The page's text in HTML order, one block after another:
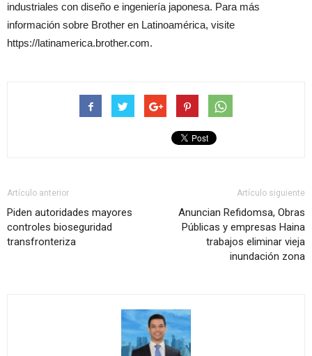
industriales con diseño e ingeniería japonesa. Para más
información sobre Brother en Latinoamérica, visite
https://latinamerica.brother.com.
Artículo anterior
Piden autoridades mayores
controles bioseguridad
transfronteriza
Artículo siguiente
Anuncian Refidomsa, Obras
Públicas y empresas Haina
trabajos eliminar vieja
inundación zona